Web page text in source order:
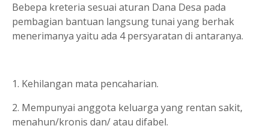
Bebepa kreteria sesuai aturan Dana Desa pada
pembagian bantuan langsung tunai yang berhak
menerimanya yaitu ada 4 persyaratan di antaranya.
1. Kehilangan mata pencaharian.
2. Mempunyai anggota keluarga yang rentan sakit,
menahun/kronis dan/ atau difabel.